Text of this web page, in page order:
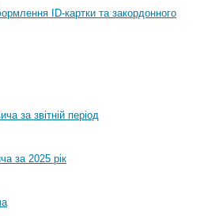
ID-картки та закордонного
за звітній період
за 2025 рік